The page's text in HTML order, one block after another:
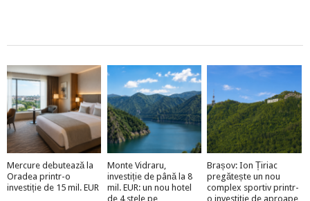
Mercure debutează la
Oradea printr-o
investiție de 15 mil. EUR
Monte Vidraru,
investiție de până la 8
mil. EUR: un nou hotel
de 4 stele pe
Brașov: Ion Țiriac
pregătește un nou
complex sportiv printr-
o investiție de aproape